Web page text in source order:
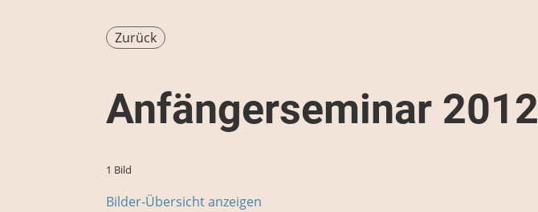
Zurück
Anfängerseminar 2012
1 Bild
Bilder-Übersicht anzeigen